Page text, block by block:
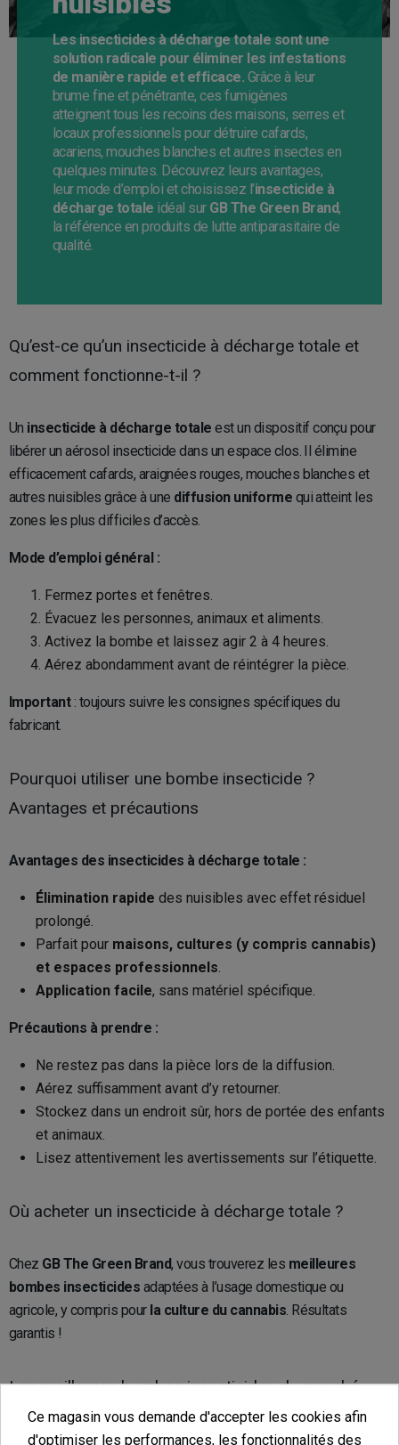
Les insecticides à décharge totale sont une
solution radicale pour éliminer les infestations
de manière rapide et efficace. Grâce à leur
brume fine et pénétrante, ces fumigènes
atteignent tous les recoins des maisons, serres et
locaux professionnels pour détruire cafards,
acariens, mouches blanches et autres insectes en
quelques minutes. Découvrez leurs avantages,
leur mode d’emploi et choisissez l’insecticide à
décharge totale idéal sur GB The Green Brand,
la référence en produits de lutte antiparasitaire de
qualité.
Qu’est-ce qu’un insecticide à décharge totale et
comment fonctionne-t-il ?
Un insecticide à décharge totale est un dispositif conçu pour
libérer un aérosol insecticide dans un espace clos. Il élimine
efficacement cafards, araignées rouges, mouches blanches et
autres nuisibles grâce à une diffusion uniforme qui atteint les
zones les plus difficiles d’accès.
Mode d’emploi général :
Fermez portes et fenêtres.
Évacuez les personnes, animaux et aliments.
Activez la bombe et laissez agir 2 à 4 heures.
Aérez abondamment avant de réintégrer la pièce.
Important: toujours suivre les consignes spécifiques du
fabricant.
Pourquoi utiliser une bombe insecticide ?
Avantages et précautions
Avantages des insecticides à décharge totale :
Élimination rapide des nuisibles avec effet résiduel
prolongé.
Parfait pour maisons, cultures (y compris cannabis)
et espaces professionnels.
Application facile, sans matériel spécifique.
Précautions à prendre :
Ne restez pas dans la pièce lors de la diffusion.
Aérez suffisamment avant d’y retourner.
Stockez dans un endroit sûr, hors de portée des enfants
et animaux.
Lisez attentivement les avertissements sur l’étiquette.
Où acheter un insecticide à décharge totale ?
Chez GB The Green Brand, vous trouverez les meilleures
bombes insecticides adaptées à l’usage domestique ou
agricole, y compris pour la culture du cannabis. Résultats
garantis !
Les meilleures bombes insecticides du marché
Ce magasin vous demande d'accepter les cookies afin
d'optimiser les performances, les fonctionnalités des